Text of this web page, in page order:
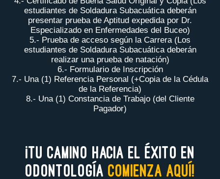
estudiantes de Soldadura Subacuática deberán
presentar prueba de Aptitud expedida por Dr.
Especializado en Enfermedades del Buceo)
5.- Prueba de acceso según la Carrera (Los
estudiantes de Soldadura Subacuática deberán
realizar una prueba de natación)
6.- Formulario de Inscripción
7.- Una (1) Referencia Personal (+Copia de la Cédula
de la Referencia)
8.- Una (1) Constancia de Trabajo (del Cliente
Pagador)
¡Tu camino hacia el éxito en
odontología Comienza Aquí!